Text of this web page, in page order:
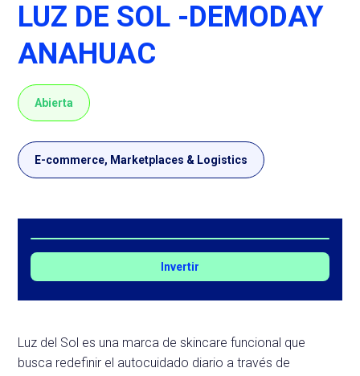
LUZ DE SOL -DEMODAY
ANAHUAC
Abierta
E-commerce, Marketplaces & Logistics
Invertir
Luz del Sol es una marca de skincare funcional que
busca redefinir el autocuidado diario a través de